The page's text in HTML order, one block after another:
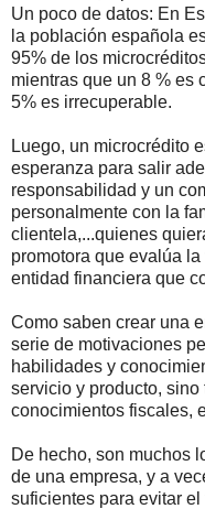
Un poco de datos: En
la población española
95% de los
mientras que un 8 % es
5% es irrecuperable.
Luego, un microcrédito
esperanza para salir
responsabilidad y un
personalmente con la
clientela,...quienes
promotora que evalúa
entidad financiera que
Como saben crear una
serie de motivaciones
habilidades y
servicio y producto,
conocimientos fiscales,
De hecho, son muchos
de una empresa, y a
suficientes para evitar